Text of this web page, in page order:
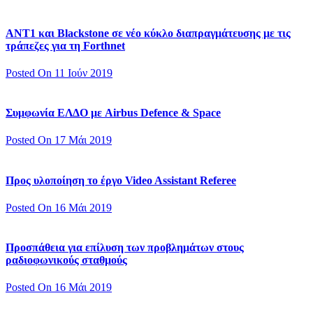
ΑΝΤ1 και Blackstone σε νέο κύκλο διαπραγμάτευσης με τις
τράπεζες για τη Forthnet
Posted On 11 Ιούν 2019
Συμφωνία ΕΛΔΟ με Airbus Defence & Space
Posted On 17 Μάι 2019
Προς υλοποίηση το έργο Video Assistant Referee
Posted On 16 Μάι 2019
Προσπάθεια για επίλυση των προβλημάτων στους
ραδιοφωνικούς σταθμούς
Posted On 16 Μάι 2019